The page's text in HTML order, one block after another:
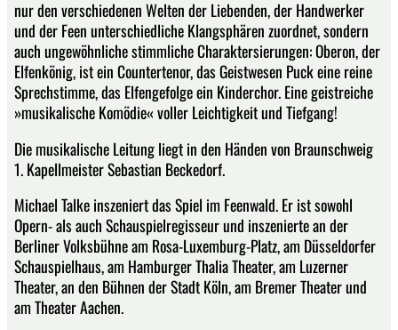
nur den verschiedenen Welten der Liebenden, der Handwerker
und der Feen unterschiedliche Klangsphären zuordnet, sondern
auch ungewöhnliche stimmliche Charaktersierungen: Oberon, der
Elfenkönig, ist ein Countertenor, das Geistwesen Puck eine reine
Sprechstimme, das Elfengefolge ein Kinderchor. Eine geistreiche
»musikalische Komödie« voller Leichtigkeit und Tiefgang!
Die musikalische Leitung liegt in den Händen von Braunschweig
1. Kapellmeister Sebastian Beckedorf.
Michael Talke inszeniert das Spiel im Feenwald. Er ist sowohl
Opern- als auch Schauspielregisseur und inszenierte an der
Berliner Volks­bühne am Rosa-Luxemburg-Platz, am Düsseldorfer
Schauspielhaus, am Hamburger Thalia Theater, am Luzerner
Theater, an den Bühnen der Stadt Köln, am Bremer Theater und
am Theater Aachen.